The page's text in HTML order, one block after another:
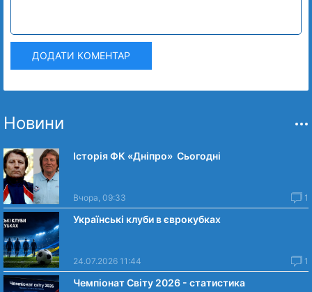
ДОДАТИ КОМЕНТАР
Новини
Історія ФК «Дніпро» Сьогодні
Вчора, 09:33 1
Українські клуби в єврокубках
24.07.2026 11:44 1
Чемпіонат Світу 2026 - статистика